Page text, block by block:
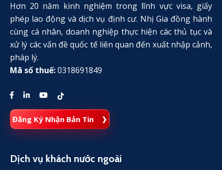
Hơn 20 năm kinh nghiệm trong lĩnh vực visa, giấy
phép lao động và dịch vụ định cư. Nhị Gia đồng hành
cùng cá nhân, doanh nghiệp thực hiện các thủ tục và
xử lý các vấn đề quốc tế liên quan đến xuất nhập cảnh,
pháp lý.
Mã số thuế:0318691849
Đăng Ký Nhận Bản Tin
Dịch vụ khách nước ngoài